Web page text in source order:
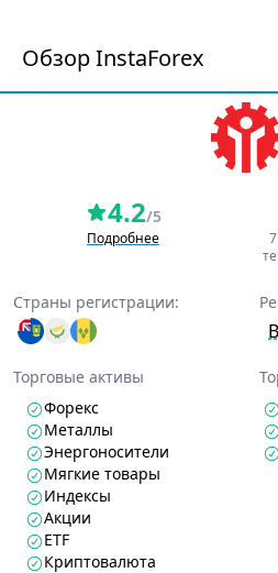
Обзор InstaForex
4.2/5
Подробнее
Страны регистрации:
Торговые активы
Форекс
Металлы
Энергоносители
Мягкие товары
Индексы
Акции
ETF
Криптовалюта